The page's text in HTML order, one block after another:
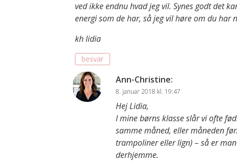
ved ikke endnu hvad jeg vil. Synes godt det
energi som de har, så jeg vil høre om du har
kh lidia
besvar
Ann-Christine:
8. januar 2018 kl. 19:47
Hej Lidia,
I mine børns klasse slår vi ofte
samme måned, eller måneden
trampoliner eller lign) – så er
derhjemme.